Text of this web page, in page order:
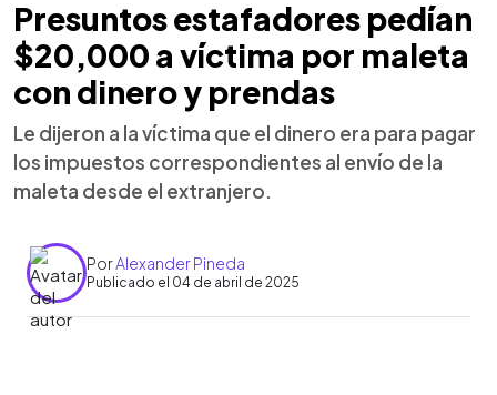
Presuntos estafadores pedían
$20,000 a víctima por maleta
con dinero y prendas
Le dijeron a la víctima que el dinero era para pagar
los impuestos correspondientes al envío de la
maleta desde el extranjero.
PorAlexander Pineda
Publicado el 04 de abril de 2025